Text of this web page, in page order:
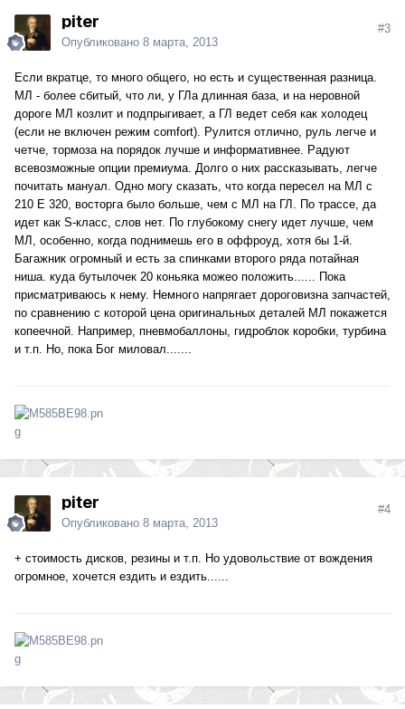
piter
Опубликовано 8 марта, 2013
#3
Если вкратце, то много общего, но есть и существенная разница.
МЛ - более сбитый, что ли, у ГЛа длинная база, и на неровной
дороге МЛ козлит и подпрыгивает, а ГЛ ведет себя как холодец
(если не включен режим comfort). Рулится отлично, руль легче и
четче, тормоза на порядок лучше и информативнее. Радуют
всевозможные опции премиума. Долго о них рассказывать, легче
почитать мануал. Одно могу сказать, что когда пересел на МЛ с
210 Е 320, восторга было больше, чем с МЛ на ГЛ. По трассе, да
идет как S-класс, слов нет. По глубокому снегу идет лучше, чем
МЛ, особенно, когда поднимешь его в оффроуд, хотя бы 1-й.
Багажник огромный и есть за спинками второго ряда потайная
ниша. куда бутылочек 20 коньяка можео положить...... Пока
присматриваюсь к нему. Немного напрягает дороговизна запчастей,
по сравнению с которой цена оригинальных деталей МЛ покажется
копеечной. Например, пневмобаллоны, гидроблок коробки, турбина
и т.п. Но, пока Бог миловал.......
piter
Опубликовано 8 марта, 2013
#4
+ стоимость дисков, резины и т.п. Но удовольствие от вождения
огромное, хочется ездить и ездить......